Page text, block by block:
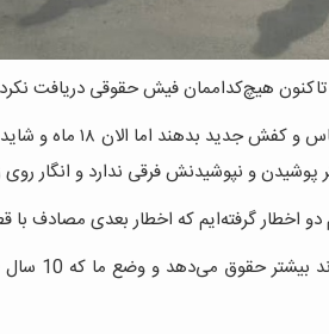
هیچ‌کداممان فیش حقوقی دریافت
▪️ طبق دستورالعمل اجرایی،
پوشیدن و نپوشیدنش فرقی ندارد و انگار
اخطار گرفته‌ایم که اخطار بعدی مصادف
شرکت به